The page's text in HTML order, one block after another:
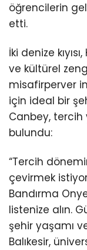
öğrencilerin
etti.
İki denize
ve kültürel
misafirperver
için ideal bir
Canbey,
bulundu:
“Tercih
çevirmek
Bandırma
listenize alın.
şehir yaşamı
Balıkesir,